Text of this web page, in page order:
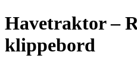
Havetraktor –
klippebord